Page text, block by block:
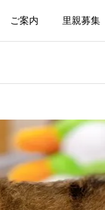
ご案内 里親募集